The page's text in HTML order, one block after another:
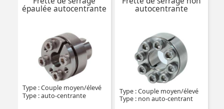
épaulée autocentrante
Type : Couple moyen/élevé
Type : auto-centrante
autocentrante
Type : Couple moyen/élevé
Type : non auto-centrant